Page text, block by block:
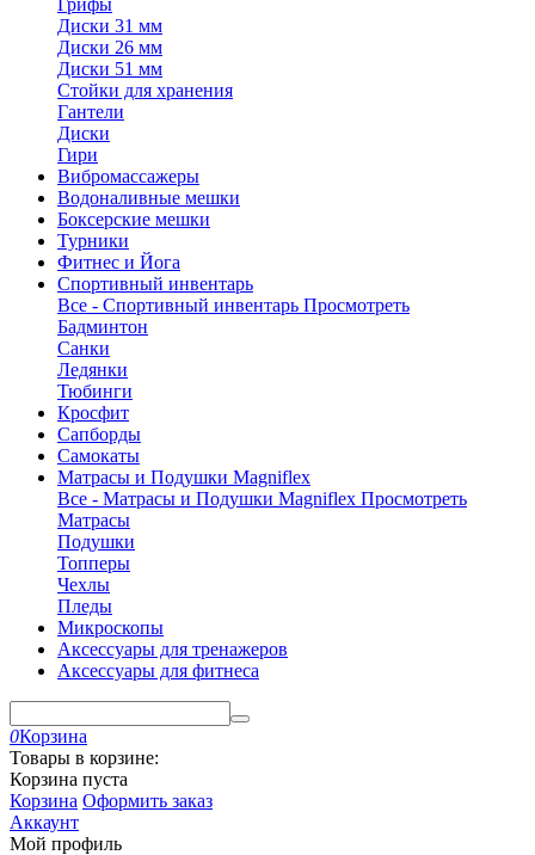
Грифы
Диски 31 мм
Диски 26 мм
Диски 51 мм
Стойки для хранения
Гантели
Диски
Гири
Вибромассажеры
Водоналивные мешки
Боксерские мешки
Турники
Фитнес и Йога
Спортивный инвентарь
Все - Спортивный инвентарь Просмотреть
Бадминтон
Санки
Ледянки
Тюбинги
Кросфит
Сапборды
Самокаты
Матрасы и Подушки Magniflex
Все - Матрасы и Подушки Magniflex Просмотреть
Матрасы
Подушки
Топперы
Чехлы
Пледы
Микроскопы
Аксессуары для тренажеров
Аксессуары для фитнеса
0Корзина
Товары в корзине:
Корзина пуста
Корзина Оформить заказ
Аккаунт
Мой профиль